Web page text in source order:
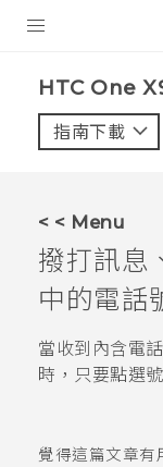
VIVE
VIVERSE
應用程式
支援服務
HTC One
指南下載
< < Menu
撥打訊息
中的電話
當收到內含電
時，只要點選
覺得這篇文章有